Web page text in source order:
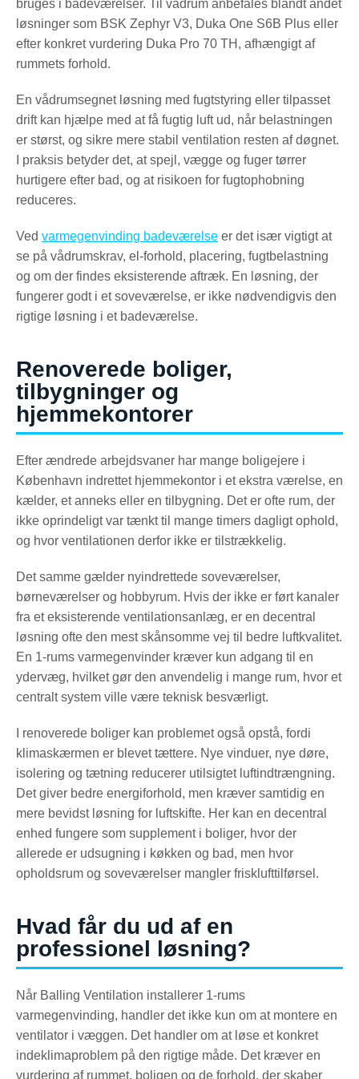
bruges i badeværelser. Til vådrum anbefales blandt andet
løsninger som BSK Zephyr V3, Duka One S6B Plus eller
efter konkret vurdering Duka Pro 70 TH, afhængigt af
rummets forhold.
En vådrumsegnet løsning med fugtstyring eller tilpasset
drift kan hjælpe med at få fugtig luft ud, når belastningen
er størst, og sikre mere stabil ventilation resten af døgnet.
I praksis betyder det, at spejl, vægge og fuger tørrer
hurtigere efter bad, og at risikoen for fugtophobning
reduceres.
Ved varmegenvinding badeværelse er det især vigtigt at
se på vådrumskrav, el-forhold, placering, fugtbelastning
og om der findes eksisterende aftræk. En løsning, der
fungerer godt i et soveværelse, er ikke nødvendigvis den
rigtige løsning i et badeværelse.
Renoverede boliger,
tilbygninger og
hjemmekontorer
Efter ændrede arbejdsvaner har mange boligejere i
København indrettet hjemmekontor i et ekstra værelse, en
kælder, et anneks eller en tilbygning. Det er ofte rum, der
ikke oprindeligt var tænkt til mange timers dagligt ophold,
og hvor ventilationen derfor ikke er tilstrækkelig.
Det samme gælder nyindrettede soveværelser,
børneværelser og hobbyrum. Hvis der ikke er ført kanaler
fra et eksisterende ventilationsanlæg, er en decentral
løsning ofte den mest skånsomme vej til bedre luftkvalitet.
En 1-rums varmegenvinder kræver kun adgang til en
ydervæg, hvilket gør den anvendelig i mange rum, hvor et
centralt system ville være teknisk besværligt.
I renoverede boliger kan problemet også opstå, fordi
klimaskærmen er blevet tættere. Nye vinduer, nye døre,
isolering og tætning reducerer utilsigtet luftindtrængning.
Det giver bedre energiforhold, men kræver samtidig en
mere bevidst løsning for luftskifte. Her kan en decentral
enhed fungere som supplement i boliger, hvor der
allerede er udsugning i køkken og bad, men hvor
opholdsrum og soveværelser mangler frisklufttilførsel.
Hvad får du ud af en
professionel løsning?
Når Balling Ventilation installerer 1-rums
varmegenvinding, handler det ikke kun om at montere en
ventilator i væggen. Det handler om at løse et konkret
indeklimaproblem på den rigtige måde. Det kræver en
vurdering af rummet, boligen og de forhold, der skaber